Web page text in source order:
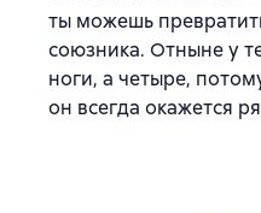
ты можешь
союзника. Отныне у
ноги, а четыре,
он всегда окажется